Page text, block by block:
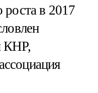
роста в 2017
КНР,